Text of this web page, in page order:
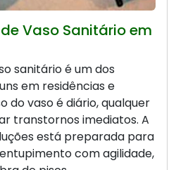
Vaso Sanitário em
sanitário é um dos
em residências e
do vaso é diário, qualquer
transtornos imediatos. A
está preparada para
com agilidade,